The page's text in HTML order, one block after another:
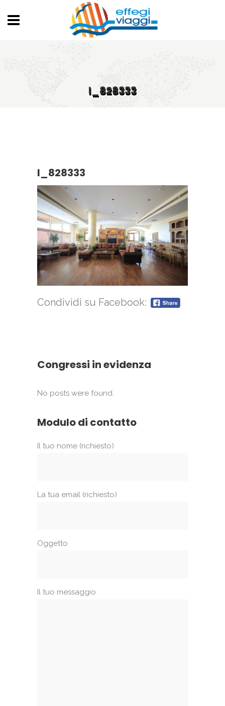
I_828333
I_828333
Condividi su Facebook:
Congressi in evidenza
No posts were found.
Modulo di contatto
Il tuo nome (richiesto)
La tua email (richiesto)
Oggetto
Il tuo messaggio